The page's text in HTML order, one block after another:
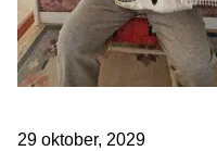
29 oktober, 2029